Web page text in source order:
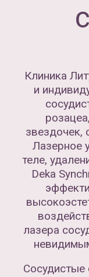
Клиника
и
звездочек,
Лазерное
теле,
Deka
лазера
Сосудистые